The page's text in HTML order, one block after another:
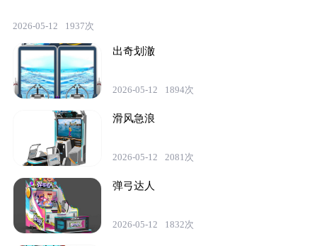
2026-05-12 1937次
出奇划澈
2026-05-12 1894次
滑风急浪
2026-05-12 2081次
弹弓达人
2026-05-12 1832次